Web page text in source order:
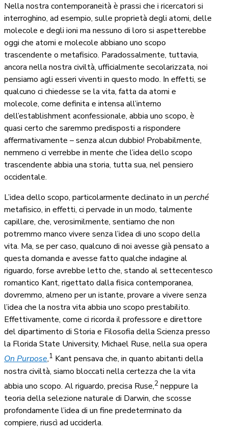
Nella nostra contemporaneità è prassi che i ricercatori si
interroghino, ad esempio, sulle proprietà degli atomi, delle
molecole e degli ioni ma nessuno di loro si aspetterebbe
oggi che atomi e molecole abbiano uno scopo
trascendente o metafisico. Paradossalmente, tuttavia,
ancora nella nostra civiltà, ufficialmente secolarizzata, noi
pensiamo agli esseri viventi in questo modo. In effetti, se
qualcuno ci chiedesse se la vita, fatta da atomi e
molecole, come definita e intensa all’interno
dell’establishment aconfessionale, abbia uno scopo, è
quasi certo che saremmo predisposti a rispondere
affermativamente – senza alcun dubbio! Probabilmente,
nemmeno ci verrebbe in mente che l’idea dello scopo
trascendente abbia una storia, tutta sua, nel pensiero
occidentale.
L’idea dello scopo, particolarmente declinato in un perché
metafisico, in effetti, ci pervade in un modo, talmente
capillare, che, verosimilmente, sentiamo che non
potremmo manco vivere senza l’idea di uno scopo della
vita. Ma, se per caso, qualcuno di noi avesse già pensato a
questa domanda e avesse fatto qualche indagine al
riguardo, forse avrebbe letto che, stando al settecentesco
romantico Kant, rigettato dalla fisica contemporanea,
dovremmo, almeno per un istante, provare a vivere senza
l’idea che la nostra vita abbia uno scopo prestabilito.
Effettivamente, come ci ricorda il professore e direttore
del dipartimento di Storia e Filosofia della Scienza presso
la Florida State University, Michael Ruse, nella sua opera
On Purpose,1 Kant pensava che, in quanto abitanti della
nostra civiltà, siamo bloccati nella certezza che la vita
abbia uno scopo. Al riguardo, precisa Ruse,2 neppure la
teoria della selezione naturale di Darwin, che scosse
profondamente l’idea di un fine predeterminato da
compiere, riuscì ad ucciderla.